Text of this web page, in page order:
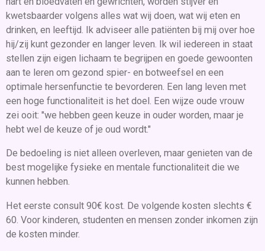
kwetsbaarder volgens alles wat wij doen, wat wij eten en
drinken, en leeftijd. Ik adviseer alle patiënten bij mij over hoe
hij/zij kunt gezonder en langer leven. Ik wil iedereen in staat
stellen zijn eigen lichaam te begrijpen en goede gewoonten
aan te leren om gezond spier- en botweefsel en een
optimale hersenfunctie te bevorderen. Een lang leven met
een hoge functionaliteit is het doel. Een wijze oude vrouw
zei ooit: "we hebben geen keuze in ouder worden, maar je
hebt wel de keuze of je oud wordt."
De bedoeling is niet alleen overleven, maar genieten van de
best mogelijke fysieke en mentale functionaliteit die we
kunnen hebben.
Het eerste consult 90€ kost. De volgende kosten slechts €
60. Voor kinderen, studenten en mensen zonder inkomen zijn
de kosten minder.